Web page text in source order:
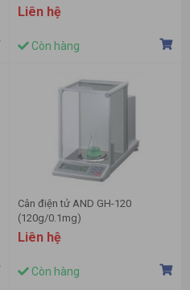
Liên hệ
Còn hàng
Cân điện tử AND GH-120
(120g/0.1mg)
Liên hệ
Còn hàng